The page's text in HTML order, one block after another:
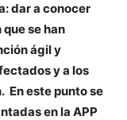
dar a conocer
se han
ágil y
y a los
En este punto se
en la APP